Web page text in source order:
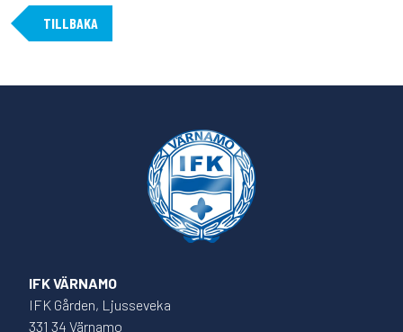
TILLBAKA
IFK VÄRNAMO
IFK Gården, Ljusseveka
331 34 Värnamo